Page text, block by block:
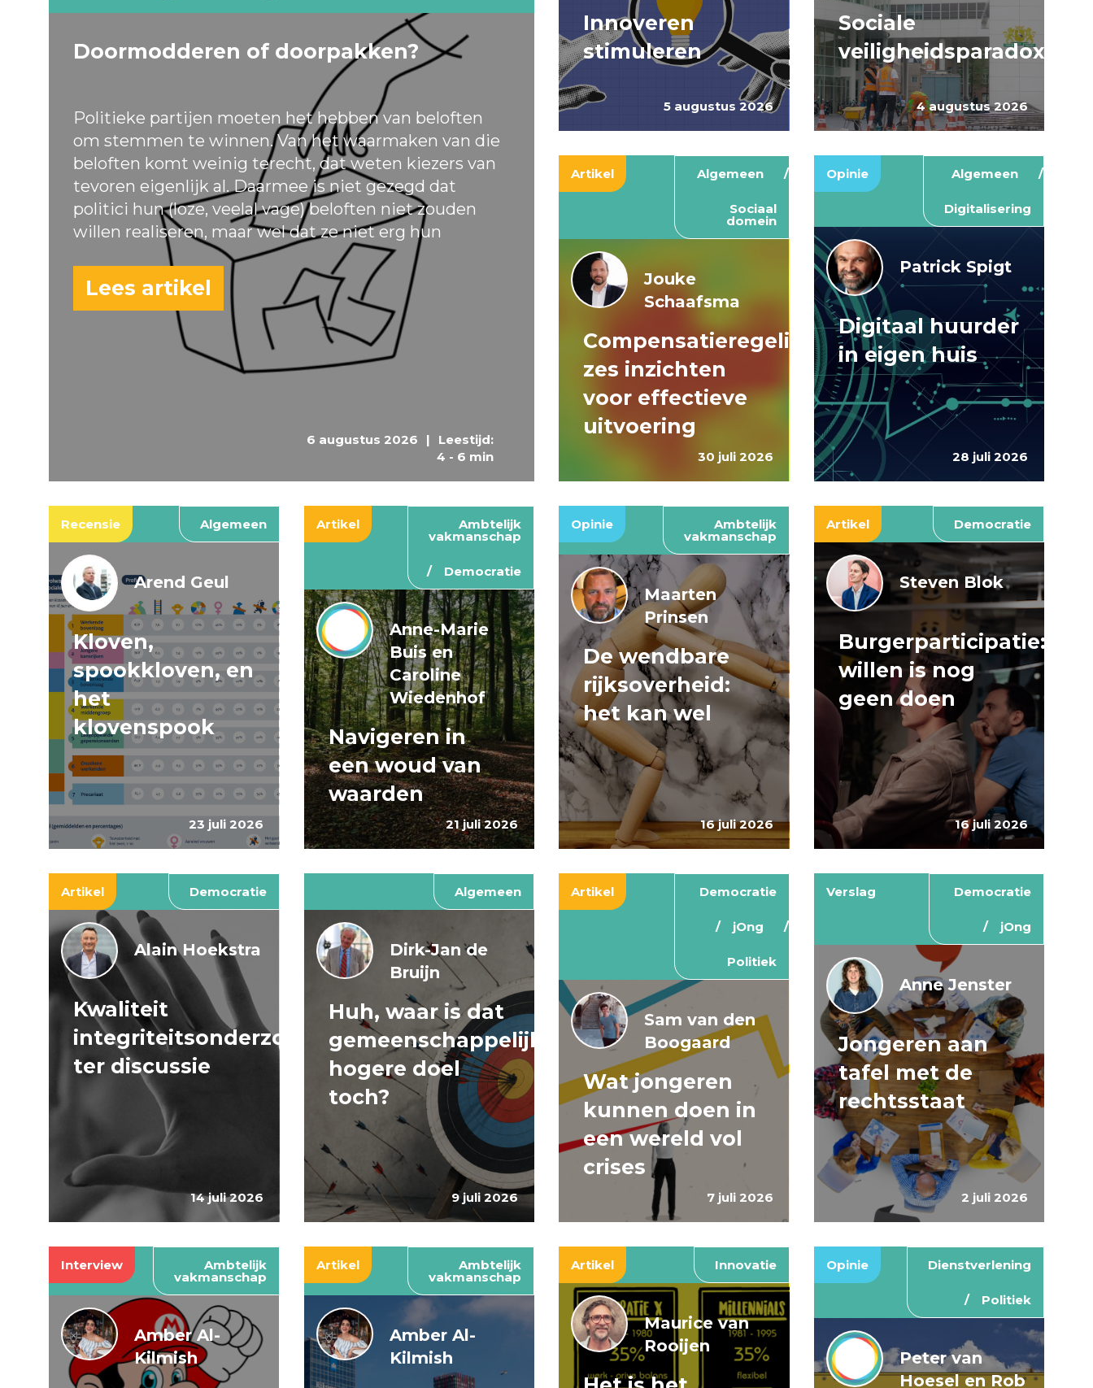
6 augustus 2026 |
Leestijd:
4 - 6 min
Doormodderen of doorpakken?
Politieke partijen moeten het hebben van beloften
om stemmen te winnen. Van het waarmaken van die
beloften komt weinig terecht, dat weten kiezers van
tevoren eigenlijk al. Daarmee is niet gezegd dat
politici hun (loze, veelal vage) beloften niet zouden
willen realiseren, maar wel dat ze niet erg hun
Lees artikel
5 augustus 2026
Innoveren
stimuleren
4 augustus 2026
Sociale
veiligheidsparadox
Artikel Algemeen
Sociaal
domein
30 juli 2026
Jouke
Schaafsma
Compensatieregelingen:
zes inzichten
voor effectieve
uitvoering
Opinie Algemeen
Digitalisering
28 juli 2026
Patrick Spigt
Digitaal huurder
in eigen huis
Recensie Algemeen
23 juli 2026
Arend Geul
Kloven,
spookkloven, en
het
klovenspook
Artikel Ambtelijk
vakmanschap
Democratie
21 juli 2026
Anne-Marie
Buis en
Caroline
Wiedenhof
Navigeren in
een woud van
waarden
Opinie Ambtelijk
vakmanschap
16 juli 2026
Maarten
Prinsen
De wendbare
rijksoverheid:
het kan wel
Artikel Democratie
16 juli 2026
Steven Blok
Burgerparticipatie:
willen is nog
geen doen
Artikel Democratie
14 juli 2026
Alain Hoekstra
Kwaliteit
integriteitsonderzoeken
ter discussie
Algemeen
9 juli 2026
Dirk-Jan de
Bruijn
Huh, waar is dat
gemeenschappelijke
hogere doel
toch?
Artikel Democratie
jOng
Politiek
7 juli 2026
Sam van den
Boogaard
Wat jongeren
kunnen doen in
een wereld vol
crises
Verslag Democratie
jOng
2 juli 2026
Anne Jenster
Jongeren aan
tafel met de
rechtsstaat
Interview Ambtelijk
vakmanschap
Amber Al-
Kilmish
Artikel Ambtelijk
vakmanschap
Amber Al-
Kilmish
Artikel Innovatie
Maurice van
Rooijen
Opinie Dienstverlening
Politiek
Peter van
Hoesel en Rob